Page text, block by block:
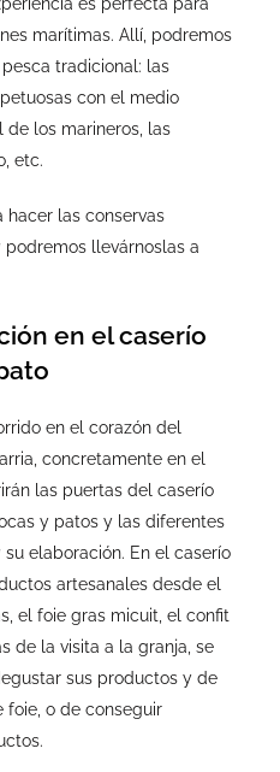
marítimas. Allí, podremos
tradicional: las
con el medio
los marineros, las
etc.
hacer las conservas
llevárnoslas a
en el caserío
en el corazón del
concretamente en el
las puertas del caserío
y patos y las diferentes
elaboración. En el caserío
artesanales desde el
el foie gras micuit, el confit
de la visita a la granja, se
sus productos y de
foie, o de conseguir